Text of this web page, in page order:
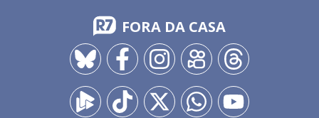
FORA DA CASA